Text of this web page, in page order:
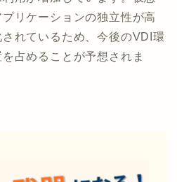
リケーションの独立性が高
れているため、今後のVDI環
占めることが予想されま